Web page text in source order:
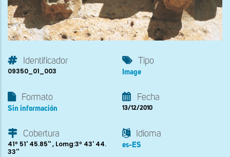
Identificador
09350_01_003
Tipo
Image
Formato
Sin información
Fecha
13/12/2010
Cobertura
41º 51' 45.85'' , Lomg:3º 43' 44.
33''
Idioma
es-ES